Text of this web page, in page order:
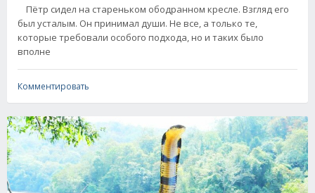
был усталым. Он принимал души. Не все, а только те,
которые требовали особого подхода, но и таких было
вполне
Комментировать